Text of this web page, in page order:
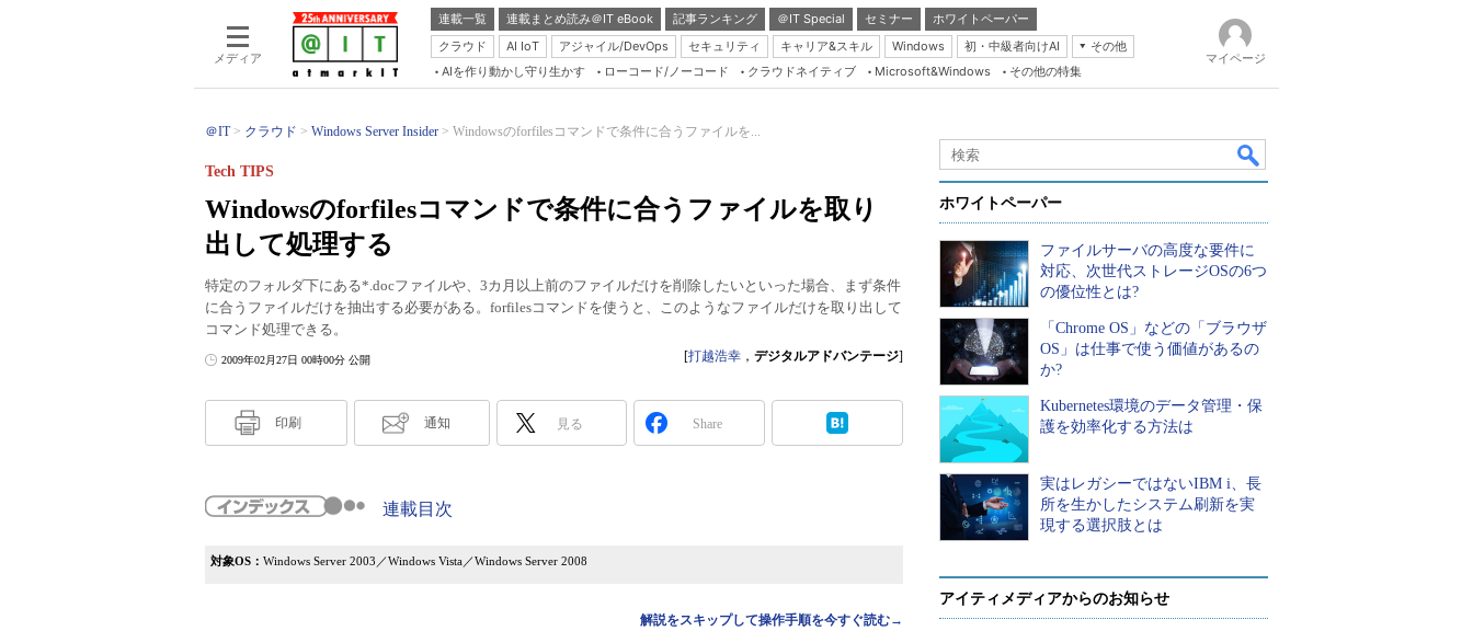
メディア
連載一覧 連載まとめ読み＠IT eBook 記事ランキング ＠IT Special セミナー
ホワイトペーパー
クラウド
AI IoT アジャイル/DevOps セキュリティ キャリア&スキル Windows 初・中級者向けAI
その他
Server & Storage
Java Agile
Database Expert
Linux ＆ OSS
Master of IP Network
Security & Trust
Test & Tools
AIを作り動かし守り生かす ローコード/ノーコード クラウドネイティブ Microsoft&Windows その他の特集
マイページ
＠IT クラウド Windows Server Insider Windowsのforfilesコマンドで条件に合うファイルを...
Windowsのforfilesコマンドで条件に合うファイルを取り
出して処理する
Tech TIPS
特定のフォルダ下にある*.docファイルや、3カ月以上前のファイルだけを削除したいといった場合、まず条件
に合うファイルだけを抽出する必要がある。forfilesコマンドを使うと、このようなファイルだけを取り出して
コマンド処理できる。
2009年02月27日 00時00分 公開 [打越浩幸 ， デジタルアドバンテージ]
印刷 通知 見る Share
連載目次
対象OS： Windows Server 2003／Windows Vista／Windows Server 2008
解説をスキップして操作手順を今すぐ読む→
ホワイトペーパー
ファイルサーバの高度な要件に
対応、次世代ストレージOSの6つ
の優位性とは?
「Chrome OS」などの「ブラウザ
OS」は仕事で使う価値があるの
か?
Kubernetes環境のデータ管理・保
護を効率化する方法は
実はレガシーではないIBM i、長
所を生かしたシステム刷新を実
現する選択肢とは
アイティメディアからのお知らせ